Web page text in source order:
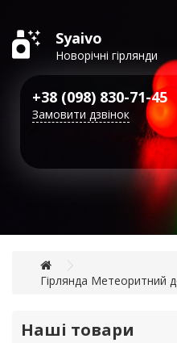
Syaivo
Новорічні гірлянди
+38 (098) 830-71-45
Замовити дзвінок
Гірлянда Метеоритний
Наші товари